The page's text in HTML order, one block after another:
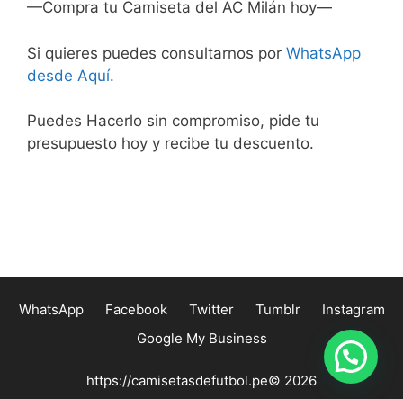
—Compra tu Camiseta del AC Milán hoy—
Si quieres puedes consultarnos por WhatsApp
desde Aquí.
Puedes Hacerlo sin compromiso, pide tu
presupuesto hoy y recibe tu descuento.
WhatsApp Facebook Twitter Tumblr
Instagram
Google My Business
https://camisetasdefutbol.pe© 2026